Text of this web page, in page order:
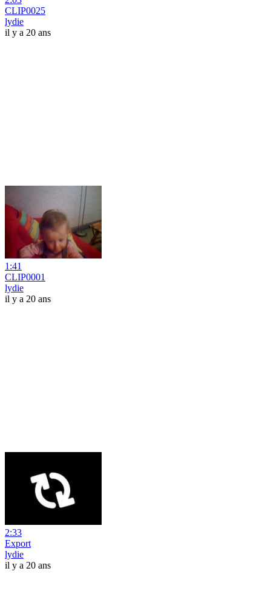
CLIP0025
lydie
il y a 20 ans
1:41
CLIP0001
lydie
il y a 20 ans
2:33
Export
lydie
il y a 20 ans